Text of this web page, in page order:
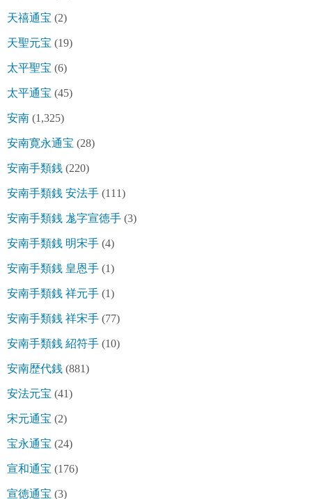
天禧通宝 (2)
天聖元宝 (19)
太平聖宝 (6)
太平通宝 (45)
安南 (1,325)
安南寛永通宝 (28)
安南手類銭 (220)
安南手類銭 安法手 (111)
安南手類銭 尨字宣徳手 (3)
安南手類銭 明宋手 (4)
安南手類銭 皇恩手 (1)
安南手類銭 祥元手 (1)
安南手類銭 祥宋手 (77)
安南手類銭 紹符手 (10)
安南歴代銭 (881)
安法元宝 (41)
宋元通宝 (2)
宝永通宝 (24)
宣和通宝 (176)
宣徳通宝 (3)